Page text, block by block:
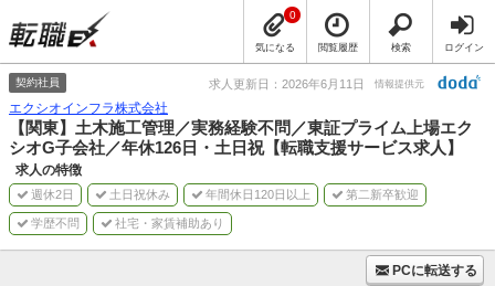
気になる
0
閲覧履歴 検索 ログイン
契約社員 求人更新日：2026年6月11日 情報提供元
エクシオインフラ株式会社
【関東】土木施工管理／実務経験不問／東証プライム上場エク
シオG子会社／年休126日・土日祝【転職支援サービス求人】
求人の特徴
週休2日 土日祝休み 年間休日120日以上 第二新卒歓迎
学歴不問 社宅・家賃補助あり
PCに転送する